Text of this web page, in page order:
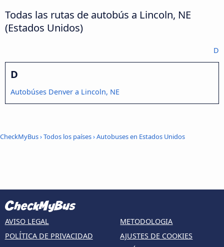
Todas las rutas de autobús a Lincoln, NE
(Estados Unidos)
D
D
Autobúses Denver a Lincoln, NE
CheckMyBus›Todos los países›Autobuses en Estados Unidos
AVISO LEGAL
POLÍTICA DE PRIVACIDAD
METODOLOGIA
AJUSTES DE COOKIES